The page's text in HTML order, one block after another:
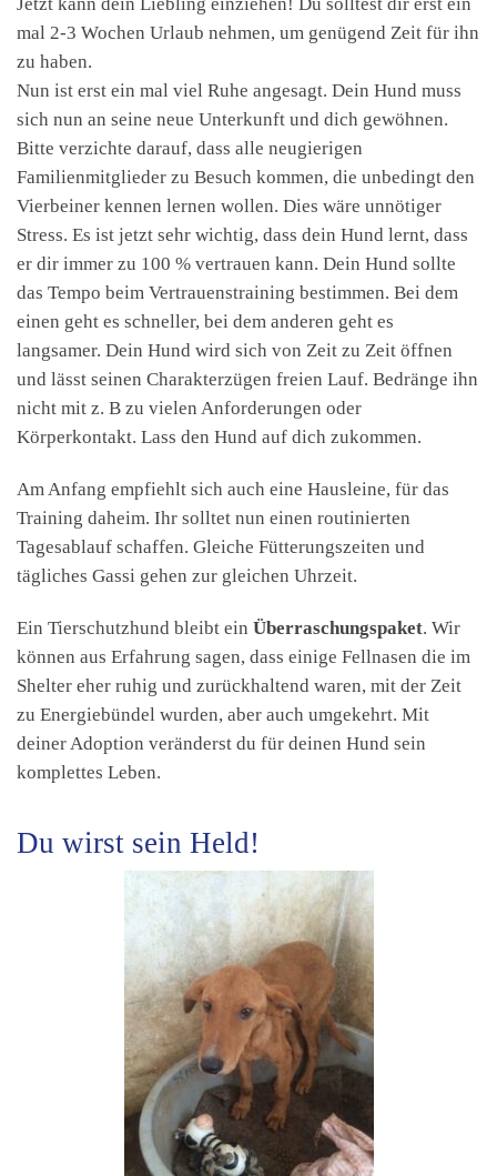
mal 2-3 Wochen Urlaub nehmen, um genügend Zeit für ihn
zu haben.
Nun ist erst ein mal viel Ruhe angesagt. Dein Hund muss
sich nun an seine neue Unterkunft und dich gewöhnen.
Bitte verzichte darauf, dass alle neugierigen
Familienmitglieder zu Besuch kommen, die unbedingt den
Vierbeiner kennen lernen wollen. Dies wäre unnötiger
Stress. Es ist jetzt sehr wichtig, dass dein Hund lernt, dass
er dir immer zu 100 % vertrauen kann. Dein Hund sollte
das Tempo beim Vertrauenstraining bestimmen. Bei dem
einen geht es schneller, bei dem anderen geht es
langsamer. Dein Hund wird sich von Zeit zu Zeit öffnen
und lässt seinen Charakterzügen freien Lauf. Bedränge ihn
nicht mit z. B zu vielen Anforderungen oder
Körperkontakt. Lass den Hund auf dich zukommen.
Am Anfang empfiehlt sich auch eine Hausleine, für das
Training daheim. Ihr solltet nun einen routinierten
Tagesablauf schaffen. Gleiche Fütterungszeiten und
tägliches Gassi gehen zur gleichen Uhrzeit.
Ein Tierschutzhund bleibt ein Überraschungspaket. Wir
können aus Erfahrung sagen, dass einige Fellnasen die im
Shelter eher ruhig und zurückhaltend waren, mit der Zeit
zu Energiebündel wurden, aber auch umgekehrt. Mit
deiner Adoption veränderst du für deinen Hund sein
komplettes Leben.
Du wirst sein Held!